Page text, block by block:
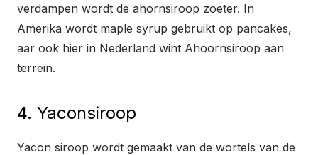
verdampen wordt de ahornsiroop zoeter. In
Amerika wordt maple syrup gebruikt op pancakes,
aar ook hier in Nederland wint Ahoornsiroop aan
terrein.
4. Yaconsiroop
Yacon siroop wordt gemaakt van de wortels van de